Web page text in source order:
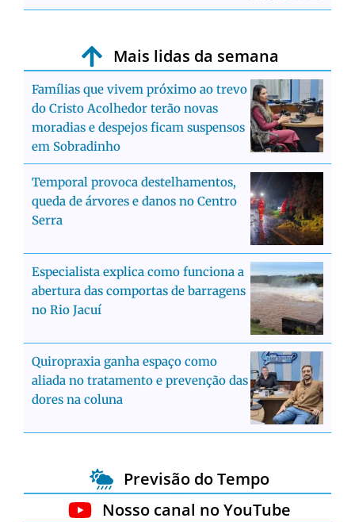
Mais lidas da semana
Famílias que vivem próximo ao trevo
do Cristo Acolhedor terão novas
moradias e despejos ficam suspensos
em Sobradinho
Temporal provoca destelhamentos,
queda de árvores e danos no Centro
Serra
Especialista explica como funciona a
abertura das comportas de barragens
no Rio Jacuí
Quiropraxia ganha espaço como
aliada no tratamento e prevenção das
dores na coluna
Previsão do Tempo
Nosso canal no YouTube